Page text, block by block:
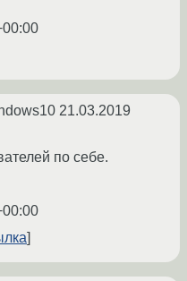
21.03.2019
по себе.